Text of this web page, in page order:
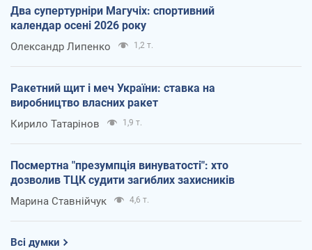
Два супертурніри Магучіх: спортивний
календар осені 2026 року
Олександр Липенко 1,2 т.
Ракетний щит і меч України: ставка на
виробництво власних ракет
Кирило Татарінов 1,9 т.
Посмертна "презумпція винуватості": хто
дозволив ТЦК судити загиблих захисників
Марина Ставнійчук 4,6 т.
Всі думки